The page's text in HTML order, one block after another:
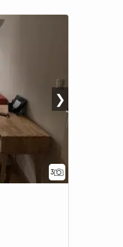
3
❯